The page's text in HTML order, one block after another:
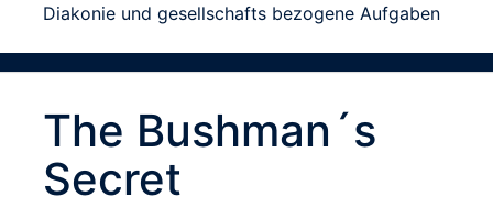
Diakonie und gesellschafts bezogene Aufgaben
The Bushman´s
Secret